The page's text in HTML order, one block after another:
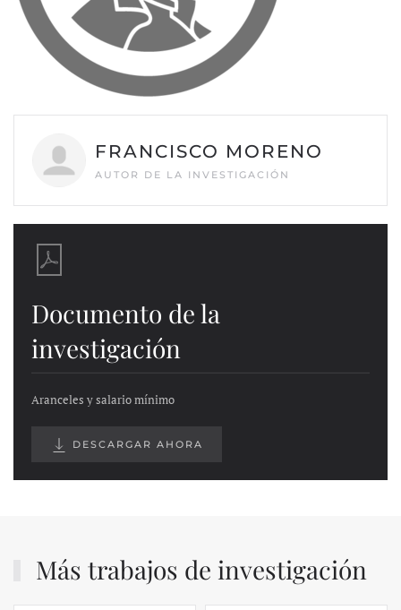
FRANCISCO MORENO
AUTOR DE LA INVESTIGACIÓN
Documento de la
investigación
Aranceles y salario mínimo
DESCARGAR AHORA
Más trabajos de investigación